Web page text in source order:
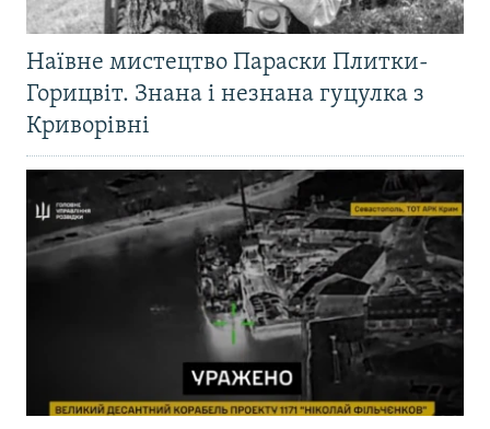
Наївне мистецтво Параски Плитки-
Горицвіт. Знана і незнана гуцулка з
Криворівні